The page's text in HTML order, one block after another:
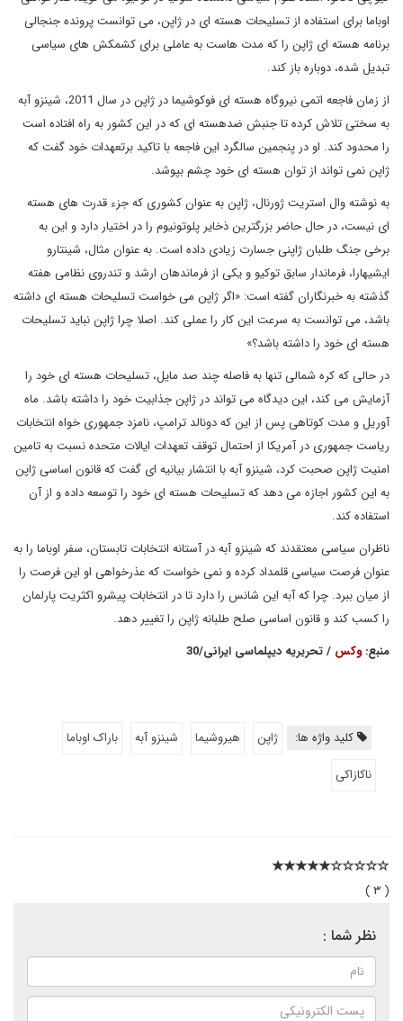
اوباما برای استفاده از تسلیحات هسته ای در ژاپن، می توانست پرونده جنجالی
برنامه هسته ای ژاپن را که مدت هاست به عاملی برای کشمکش های سیاسی
تبدیل شده، دوباره باز کند.
از زمان فاجعه اتمی نیروگاه هسته ای فوکوشیما در ژاپن در سال 2011، شینزو آبه
به سختی تلاش کرده تا جنبش ضدهسته ای که در این کشور به راه افتاده است
را محدود کند. او در پنجمین سالگرد این فاجعه با تاکید برتعهدات خود گفت که
ژاپن نمی تواند از توان هسته ای خود چشم بپوشد.
به نوشته وال استریت ژورنال، ژاپن به عنوان کشوری که جزء قدرت های هسته
ای نیست، در حال حاضر بزرگترین ذخایر پلوتونیوم را در اختیار دارد و این به
برخی جنگ طلبان ژاپنی جسارت زیادی داده است. به عنوان مثال، شینتارو
ایشیهارا، فرماندار سابق توکیو و یکی از فرماندهان ارشد و تندروی نظامی هفته
گذشته به خبرنگاران گفته است: «اگر ژاپن می خواست تسلیحات هسته ای داشته
باشد، می توانست به سرعت این کار را عملی کند. اصلا چرا ژاپن نباید تسلیحات
هسته ای خود را داشته باشد؟»
در حالی که کره شمالی تنها به فاصله چند صد مایل، تسلیحات هسته ای خود را
آزمایش می کند، این دیدگاه می تواند در ژاپن جذابیت خود را داشته باشد. ماه
آوریل و مدت کوتاهی پس از این که دونالد ترامپ، نامزد جمهوری خواه انتخابات
ریاست جمهوری در آمریکا از احتمال توقف تعهدات ایالات متحده نسبت به تامین
امنیت ژاپن صحبت کرد، شینزو آبه با انتشار بیانیه ای گفت که قانون اساسی ژاپن
به این کشور اجازه می دهد که تسلیحات هسته ای خود را توسعه داده و از آن
استفاده کند.
ناظران سیاسی معتقدند که شینزو آبه در آستانه انتخابات تابستان، سفر اوباما را به
عنوان فرصت سیاسی قلمداد کرده و نمی خواست که عذرخواهی او این فرصت را
از میان ببرد. چرا که آبه این شانس را دارد تا در انتخابات پیشرو اکثریت پارلمان
را کسب کند و قانون اساسی صلح طلبانه ژاپن را تغییر دهد.
منبع:وکس / تحریریه دیپلماسی ایرانی/30
کلید واژه ها: ژاپن هیروشیما شینزو آبه
باراک اوباما
ناکازاکی
( ۳ )
نظر شما :